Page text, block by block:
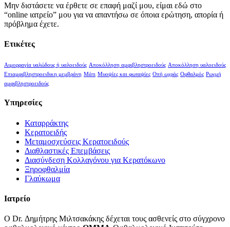
Μην διστάσετε να έρθετε σε επαφή μαζί μου, είμαι εδώ στο
“online ιατρείο” μου για να απαντήσω σε όποια ερώτηση, απορία ή
πρόβλημα έχετε.
Ετικέτες
Αιμορραγία υαλώδους ή υαλοειδούς Αποκόλληση αμφιβληστροειδούς Αποκόλληση υαλοειδούς
Επιαμφιβληστροειδικη μεμβράνη Μάτι Μυοψίες και φωταψίες Οπή ωχράς Οφθαλμός Ρωγμή
αμφιβληστροειδούς
Υπηρεσίες
Καταρράκτης
Κερατοειδής
Μεταμοσχεύσεις Κερατοειδούς
Διαθλαστικές Επεμβάσεις
Διασύνδεση Κολλαγόνου για Κερατόκωνο
Ξηροφθαλμία
Γλαύκωμα
Ιατρείο
Ο Dr. Δημήτρης Μιλτσακάκης δέχεται τους ασθενείς στο σύγχρονο